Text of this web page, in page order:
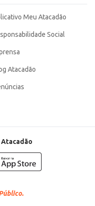
Meu Atacadão
Social
Atacadão